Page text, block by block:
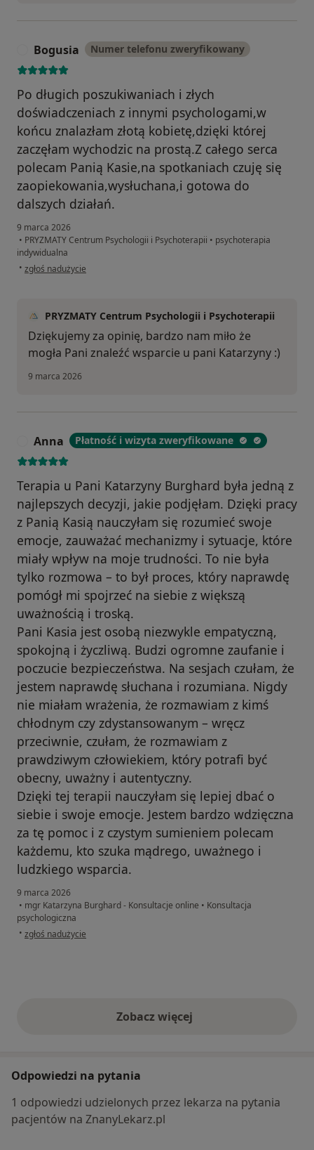
Bogusia Numer telefonu zweryfikowany
Po długich poszukiwaniach i złych
doświadczeniach z innymi psychologami,w
końcu znalazłam złotą kobietę,dzięki której
zaczęłam wychodzic na prostą.Z całego serca
polecam Panią Kasie,na spotkaniach czuję się
zaopiekowania,wysłuchana,i gotowa do
dalszych działań.
9 marca 2026
• PRYZMATY Centrum Psychologii i Psychoterapii • psychoterapia
indywidualna
• w opinii użytkownika Bogusia
zgłoś nadużycie
PRYZMATY Centrum Psychologii i Psychoterapii
Dziękujemy za opinię, bardzo nam miło że
mogła Pani znaleźć wsparcie u pani Katarzyny :)
9 marca 2026
Anna Płatność i wizyta zweryfikowane
Terapia u Pani Katarzyny Burghard była jedną z
najlepszych decyzji, jakie podjęłam. Dzięki pracy
z Panią Kasią nauczyłam się rozumieć swoje
emocje, zauważać mechanizmy i sytuacje, które
miały wpływ na moje trudności. To nie była
tylko rozmowa – to był proces, który naprawdę
pomógł mi spojrzeć na siebie z większą
uważnością i troską.
Pani Kasia jest osobą niezwykle empatyczną,
spokojną i życzliwą. Budzi ogromne zaufanie i
poczucie bezpieczeństwa. Na sesjach czułam, że
jestem naprawdę słuchana i rozumiana. Nigdy
nie miałam wrażenia, że rozmawiam z kimś
chłodnym czy zdystansowanym – wręcz
przeciwnie, czułam, że rozmawiam z
prawdziwym człowiekiem, który potrafi być
obecny, uważny i autentyczny.
Dzięki tej terapii nauczyłam się lepiej dbać o
siebie i swoje emocje. Jestem bardzo wdzięczna
za tę pomoc i z czystym sumieniem polecam
każdemu, kto szuka mądrego, uważnego i
ludzkiego wsparcia.
9 marca 2026
• mgr Katarzyna Burghard - Konsultacje online • Konsultacja
psychologiczna
• w opinii użytkownika Anna
zgłoś nadużycie
Zobacz więcejopinie powyżej
Odpowiedzi na pytania
1 odpowiedzi udzielonych przez lekarza na pytania
pacjentów na ZnanyLekarz.pl